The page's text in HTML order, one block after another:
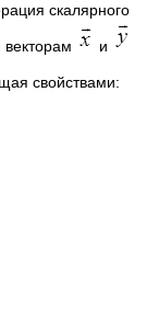
скалярного
и
свойствами: